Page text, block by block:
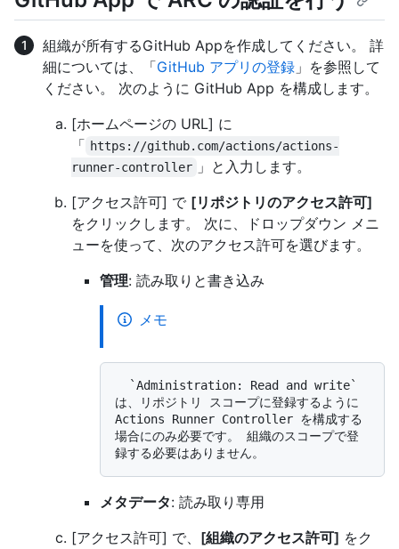
組織が所有するGitHub Appを作成してください。 詳
細については、「GitHub アプリの登録 」を参照して
ください。 次のように GitHub App を構成します。
[ホームページの URL] に
「 https://github.com/actions/actions-
runner-controller
」と入力します。
[アクセス許可] で [リポジトリのアクセス許可]
をクリックします。 次に、ドロップダウン メニ
ューを使って、次のアクセス許可を選びます。
管理: 読み取りと書き込み
メモ
は、リポジトリ スコープに登録するように
Actions Runner Controller を構成する
場合にのみ必要です。 組織のスコープで登
メタデータ: 読み取り専用
[アクセス許可] で、 [組織のアクセス許可] をク